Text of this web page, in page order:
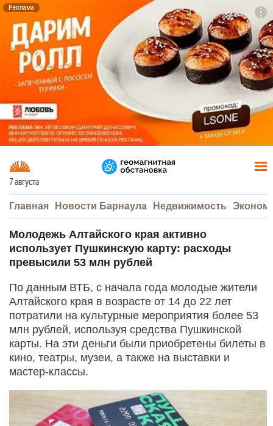
Реклама
7 августа
Главная Новости Барнаула Недвижимость
Молодежь Алтайского края активно
использует Пушкинскую карту: расходы
превысили 53 млн рублей
По данным ВТБ, с начала года молодые жители
Алтайского края в возрасте от 14 до 22 лет
потратили на культурные мероприятия более 53
млн рублей, используя средства Пушкинской
карты. На эти деньги были приобретены билеты в
кино, театры, музеи, а также на выставки и
мастер‑классы.